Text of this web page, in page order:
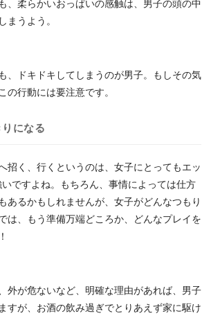
、柔らかいおっぱいの感触は、男子の頭の中
まうよう。
、ドキドキしてしまうのが男子。もしその気
の行動には要注意です。
になる
招く、行くというのは、女子にとってもエッ
ですよね。もちろん、事情によっては仕方
あるかもしれませんが、女子がどんなつもり
は、もう準備万端どころか、どんなプレイを
外が危ないなど、明確な理由があれば、男子
すが、お酒の飲み過ぎでとりあえず家に駆け